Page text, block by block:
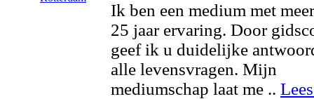
Ik ben een medium met
25 jaar ervaring. Door
geef ik u duidelijke
alle levensvragen. Mijn
mediumschap laat me ..